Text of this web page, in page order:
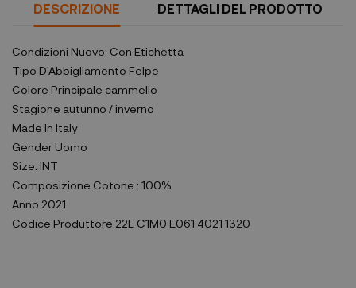
DESCRIZIONE DETTAGLI DEL PRODOTTO
Condizioni Nuovo: Con Etichetta
Tipo D'Abbigliamento Felpe
Colore Principale cammello
Stagione autunno / inverno
Made In Italy
Gender Uomo
Size: INT
Composizione Cotone : 100%
Anno 2021
Codice Produttore 22E C1M0 E061 4021 1320